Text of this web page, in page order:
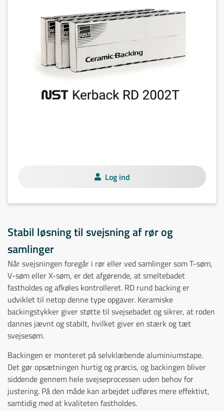
Log ind
Stabil løsning til svejsning af rør og
samlinger
Når svejsningen foregår i rør eller ved samlinger som T-søm,
V-søm eller X-søm, er det afgørende, at smeltebadet
fastholdes og afkøles kontrolleret. RD rund backing er
udviklet til netop denne type opgaver. Keramiske
backingstykker giver støtte til svejsebadet og sikrer, at roden
dannes jævnt og stabilt, hvilket giver en stærk og tæt
svejsesøm.
Backingen er monteret på selvklæbende aluminiumstape.
Det gør opsætningen hurtig og præcis, og backingen bliver
siddende gennem hele svejseprocessen uden behov for
justering. På den måde kan arbejdet udføres mere effektivt,
samtidig med at kvaliteten fastholdes.